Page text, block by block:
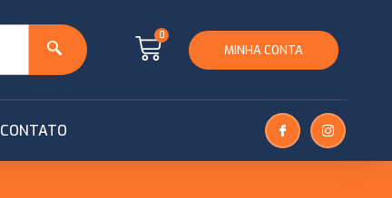
0
MINHA CONTA
CONTATO